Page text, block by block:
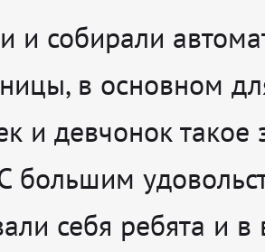
и собирали
в основном
и девчонок такое
большим
себя ребята и в